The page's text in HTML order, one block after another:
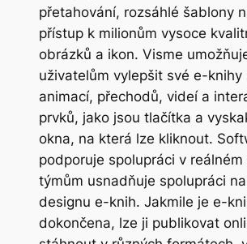
přetahování, rozsáhlé šablony
přístup k milionům vysoce
obrázků a ikon. Visme
uživatelům vylepšit své e-knihy
animací, přechodů, videí a
prvků, jako jsou tlačítka a
okna, na která lze kliknout.
podporuje spolupráci v reálném
týmům usnadňuje spolupráci
designu e-knih. Jakmile je e-
dokončena, lze ji publikovat